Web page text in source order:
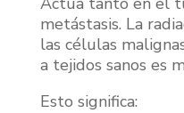
metástasis. La
las células
a tejidos sanos es
Esto significa: